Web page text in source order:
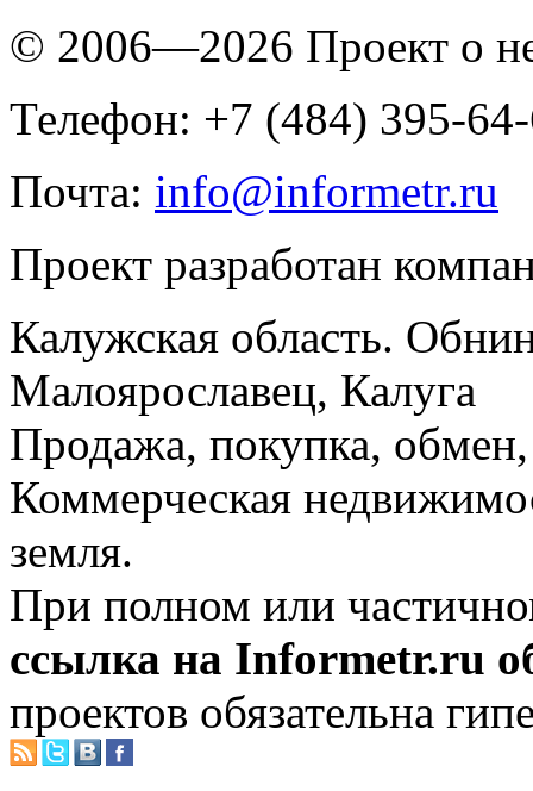
© 2006—2026 Проект о
Телефон: +7 (484) 395-
Почта: info@informetr.ru
Проект разработан
Калужская область.
Малоярославец, Калуга
Продажа, покупка, обмен,
Коммерческая
земля.
При полном или
ссылка на Informetr.ru
проектов обязательна